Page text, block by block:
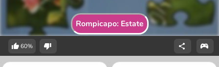
Rompicapo: Estate
60%